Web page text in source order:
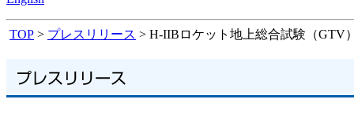
TOP > プレスリリース > H-IIBロケット地上総合試験（GTV